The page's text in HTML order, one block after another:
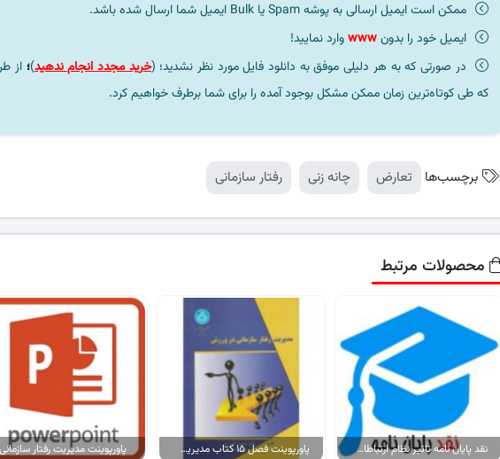
ممکن است ایمیل ارسالی به پوشه Spam یا Bulk ایمیل شما ارسال شده باشد.
ایمیل خود را بدونwww وارد نمایید!
در صورتی که به هر دلیلی موفق به دانلود فایل مورد نظر نشدید؛ (خرید مجدد انجام ندهید)؛ از
که طی کوتاه‌ترین زمان ممکن مشکل بوجود آمده را برای شما برطرف خواهیم کرد.
برچسب‌ها تعارض چانه زنی رفتار سازمانی
محصولات مرتبط
نقد پایان نامه تاثیر نظام ارتباطات سازمانی بر تعارض در ادارات پاورپوینت فصل ۱۵ کتاب مدیریت رفتار سازمانی در ورزش پاورپوینت مدیریت رفتار سازمانی